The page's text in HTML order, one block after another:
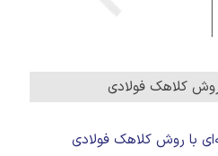
کلاهک فولادی
با روش کلاهک فولادی